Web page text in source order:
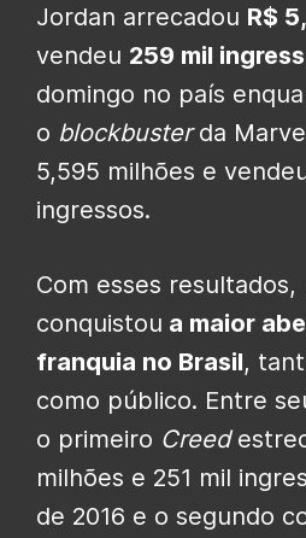
Jordan arrecadou R$
vendeu 259 mil
domingo no país
o blockbusterda
5,595 milhões e
ingressos.
Com esses resultados,
conquistou a maior
franquia no Brasil,
como público. Entre
o primeiro Creed
milhões e 251 mil
de 2016 e o segundo